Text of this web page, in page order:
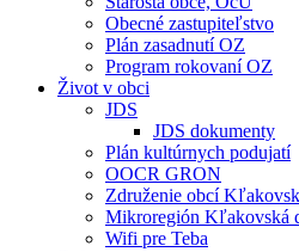
Obecné zastupiteľstvo
Plán zasadnutí OZ
Program rokovaní OZ
Život v obci
JDS
JDS dokumenty
Plán kultúrnych podujatí
OOCR GRON
Združenie obcí
Mikroregión Kľakovská
Wifi pre Teba